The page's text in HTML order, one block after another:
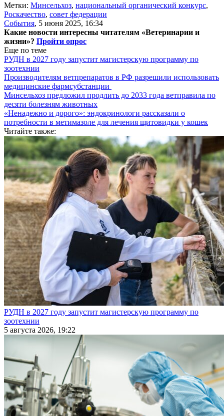
Метки: Минсельхоз, национальный органический конкурс,
Роскачество, совет федерации
События, 5 июня 2025, 16:34
Какие новости интересны читателям «Ветеринарии и
жизни»? Пройти опрос
Еще по теме
РУДН в 2027 году запустит магистерскую программу по
зоотехнии
Производителям ветпрепаратов в РФ разрешили использовать
медицинские фармсубстанции
Минсельхоз предложил продлить до 2033 года ветправила по
десяти болезням животных
«Ненадежно и дорого»: эндокринологи рассказали о
потребности в метимазоле для лечения щитовидки у кошек
Читайте также:
РУДН в 2027 году запустит магистерскую программу по
зоотехнии
5 августа 2026, 19:22